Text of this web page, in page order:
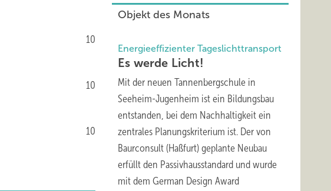
10
10
10
Objekt des Monats
Energieeffizienter Tageslichttransport
Es werde Licht!
Mit der neuen Tannenbergschule in
Seeheim-Jugenheim ist ein Bildungsbau
entstanden, bei dem Nachhaltigkeit ein
zentrales Planungskriterium ist. Der von
Baurconsult (Haßfurt) geplante Neubau
erfüllt den Passivhausstandard und wurde
mit dem German Design Award